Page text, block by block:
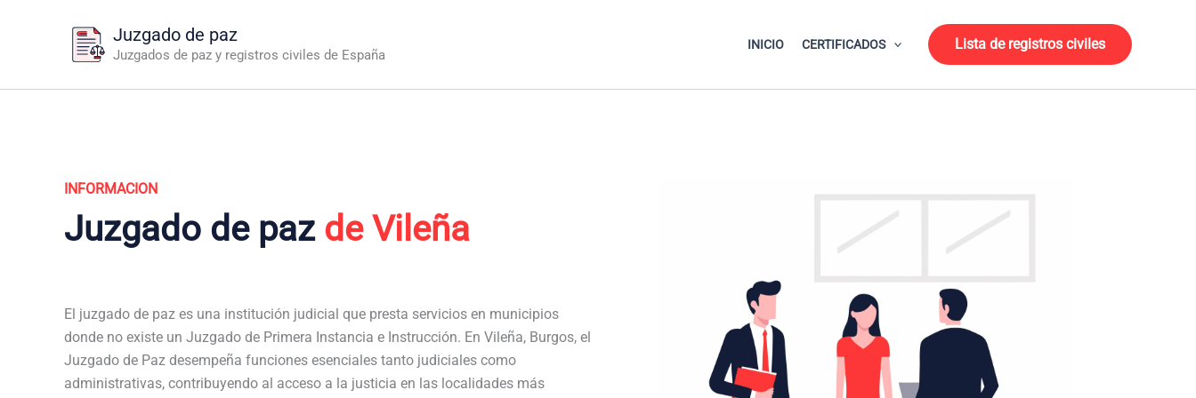
Juzgado de paz
Juzgados de paz y registros civiles de España
INICIO CERTIFICADOS Lista de registros civiles
INFORMACION
Juzgado de paz de Vileña
El juzgado de paz es una institución judicial que presta servicios en municipios
donde no existe un Juzgado de Primera Instancia e Instrucción. En Vileña, Burgos, el
Juzgado de Paz desempeña funciones esenciales tanto judiciales como
administrativas, contribuyendo al acceso a la justicia en las localidades más